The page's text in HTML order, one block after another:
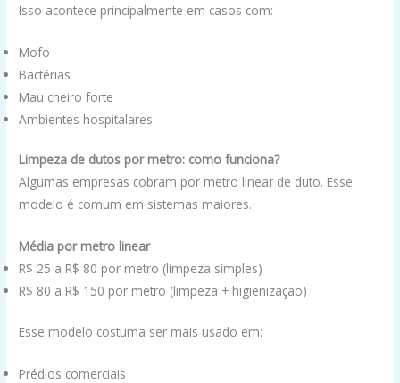
Isso acontece principalmente em casos com:
Mofo
Bactérias
Mau cheiro forte
Ambientes hospitalares
Limpeza de dutos por metro: como funciona?
Algumas empresas cobram por metro linear de duto. Esse
modelo é comum em sistemas maiores.
Média por metro linear
R$ 25 a R$ 80 por metro (limpeza simples)
R$ 80 a R$ 150 por metro (limpeza + higienização)
Esse modelo costuma ser mais usado em:
Prédios comerciais